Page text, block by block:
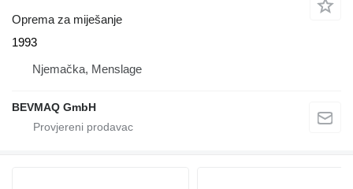
Oprema za miješanje
1993
Njemačka, Menslage
BEVMAQ GmbH